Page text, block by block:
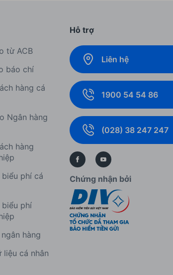
từ ACB
báo chí
hàng cá
Ngân hàng
hàng
biểu phí cá
biểu phí
hàng
liệu cá nhân
Hỗ trợ
Liên hệ
1900 54 54 86
(028) 38 247 247
Chứng nhận bởi